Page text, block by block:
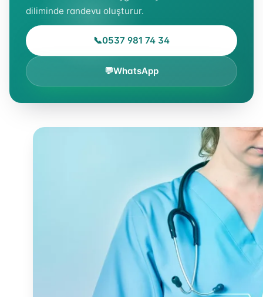
diliminde randevu oluşturur.
📞0537 981 74 34
💬WhatsApp